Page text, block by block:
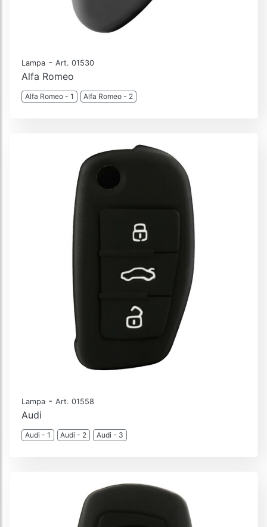
Lampa - Art. 01530
Alfa Romeo
Alfa Romeo - 1 Alfa Romeo - 2
Lampa - Art. 01558
Audi
Audi - 1 Audi - 2 Audi - 3